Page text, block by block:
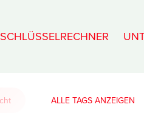
ALLE TAGS